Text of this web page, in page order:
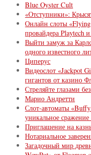
Blue Oyster Cult
«Отступники»:
Онлайн слоты
провайдера Playtech
Выйти замуж за
одного известного
Циперус
Видеослот «Jackpot
гигантов от казино
Стреляйте глазами
Марио Андретти
Слот-автоматы
уникальное
Приглашение на
Нотариальное
Загадочный мир